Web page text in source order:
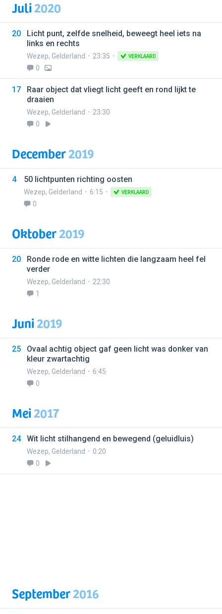
Juli2020
20
Licht punt, zelfde snelheid, beweegt heel iets na
links en rechts
Wezep, Gelderland 23:35 VERKLAARD
0
17
Raar object dat vliegt licht geeft en rond lijkt te
draaien
Wezep, Gelderland
23:30
0
December2019
4 50 lichtpunten richting oosten
Wezep, Gelderland 6:15 VERKLAARD
0
Oktober2019
20
Ronde rode en witte lichten die langzaam heel fel
verder
Wezep, Gelderland
22:30
1
Juni2019
25
Ovaal achtig object gaf geen licht was donker van
kleur zwartachtig
Wezep, Gelderland
6:45
0
Mei2017
24 Wit licht stilhangend en bewegend (geluidluis)
Wezep, Gelderland
0:20
0
September2016